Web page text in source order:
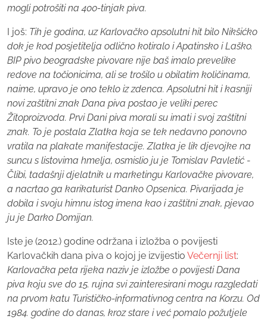
mogli potrošiti na 400-tinjak piva.
I još: Tih je godina, uz Karlovačko apsolutni hit bilo Nikšićko
dok je kod posjetitelja odlično kotiralo i Apatinsko i Laško.
BIP pivo beogradske pivovare nije baš imalo prevelike
redove na točionicima, ali se trošilo u obilatim količinama,
naime, upravo je ono teklo iz zdenca. Apsolutni hit i kasniji
novi zaštitni znak Dana piva postao je veliki perec
Žitoproizvoda. Prvi Dani piva morali su imati i svoj zaštitni
znak. To je postala Zlatka koja se tek nedavno ponovno
vratila na plakate manifestacije. Zlatka je lik djevojke na
suncu s listovima hmelja, osmislio ju je Tomislav Pavletić -
Člibi, tadašnji djelatnik u marketingu Karlovačke pivovare,
a nacrtao ga karikaturist Danko Opsenica. Pivarijada je
dobila i svoju himnu istog imena kao i zaštitni znak, pjevao
ju je Darko Domijan.
Iste je (2012.) godine održana i izložba o povijesti
Karlovačkih dana piva o kojoj je izvijestio Večernji list:
Karlovačka peta rijeka naziv je izložbe o povijesti Dana
piva koju sve do 15. rujna svi zainteresirani mogu razgledati
na prvom katu Turističko-informativnog centra na Korzu. Od
1984. godine do danas, kroz stare i već pomalo požutjele